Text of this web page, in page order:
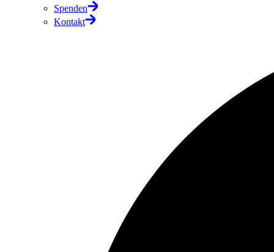
Spenden
Kontakt